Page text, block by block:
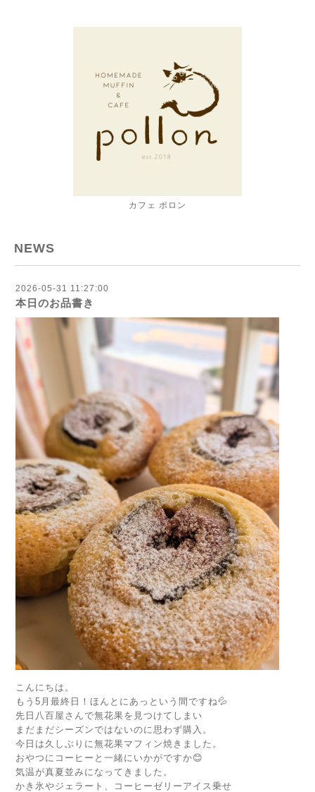
カフェ ポロン
NEWS
2026-05-31 11:27:00
本日のお品書き
こんにちは。
もう5月最終日！ほんとにあっという間ですね💦
先日八百屋さんで無花果を見つけてしまい
まだまだシーズンではないのに思わず購入。
今日は久しぶりに無花果マフィン焼きました。
おやつにコーヒーと一緒にいかがですか😊
気温が真夏並みになってきました。
かき氷やジェラート、コーヒーゼリーアイス乗せ